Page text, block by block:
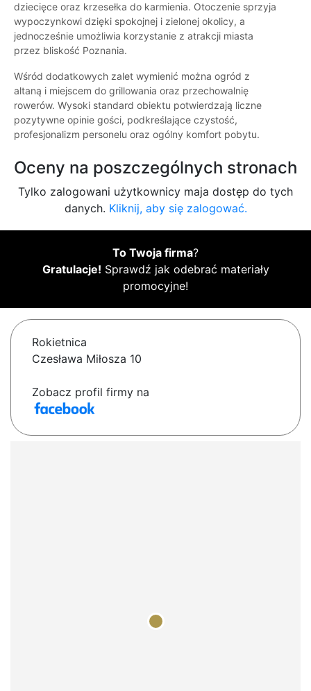
dziecięce oraz krzesełka do karmienia. Otoczenie sprzyja
wypoczynkowi dzięki spokojnej i zielonej okolicy, a
jednocześnie umożliwia korzystanie z atrakcji miasta
przez bliskość Poznania.
Wśród dodatkowych zalet wymienić można ogród z
altaną i miejscem do grillowania oraz przechowalnię
rowerów. Wysoki standard obiektu potwierdzają liczne
pozytywne opinie gości, podkreślające czystość,
profesjonalizm personelu oraz ogólny komfort pobytu.
Oceny na poszczególnych stronach
Tylko zalogowani użytkownicy maja dostęp do tych
danych. Kliknij, aby się zalogować.
To Twoja firma?
Gratulacje! Sprawdź jak odebrać materiały
promocyjne!
Rokietnica
Czesława Miłosza 10
Zobacz profil firmy na